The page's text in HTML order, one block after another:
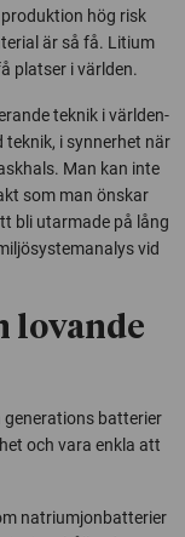
hög risk
är så få. Litium
platser i världen.
teknik i världen­­­
i synnerhet när
Man kan inte
som man önskar
bli utarmade på lång
vid
lovande
generations batterier
och vara enkla att
natriumjonbatterier